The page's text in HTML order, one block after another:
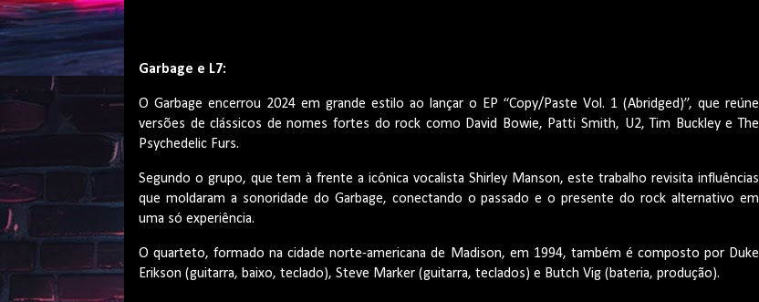
Garbage e L7:
O Garbage encerrou 2024 em grande estilo ao lançar o EP “Copy/Paste Vol. 1 (Abridged)”, que reúne
versões de clássicos de nomes fortes do rock como David Bowie, Patti Smith, U2, Tim Buckley e The
Psychedelic Furs.
Segundo o grupo, que tem à frente a icônica vocalista Shirley Manson, este trabalho revisita influências
que moldaram a sonoridade do Garbage, conectando o passado e o presente do rock alternativo em
uma só experiência.
O quarteto, formado na cidade norte-americana de Madison, em 1994, também é composto por Duke
Erikson (guitarra, baixo, teclado), Steve Marker (guitarra, teclados) e Butch Vig (bateria, produção).